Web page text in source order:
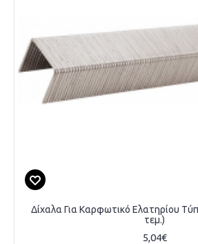
Δίχαλα Για Καρφωτικό Ελατηρίου
τεμ.)
5,04€